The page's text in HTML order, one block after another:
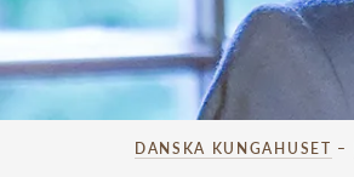
DANSKA KUNGAHUSET –